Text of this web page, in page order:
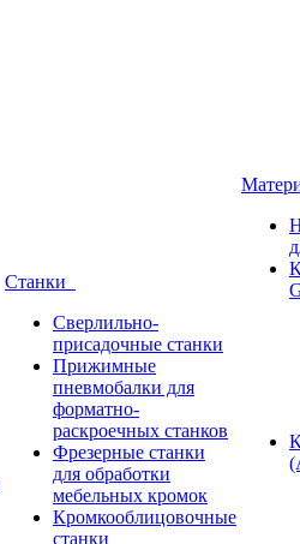
Станки
Сверлильно-
присадочные станки
Прижимные
пневмобалки для
форматно-
раскроечных станков
Фрезерные станки
для обработки
мебельных кромок
Кромкооблицовочные
станки